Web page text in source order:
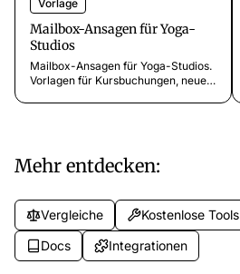
Vorlage
Mailbox-Ansagen für Yoga-
Studios
Mailbox-Ansagen für Yoga-Studios.
Vorlagen für Kursbuchungen, neue
Mehr entdecken:
Vergleiche Kostenlose Tools
Docs
Integrationen